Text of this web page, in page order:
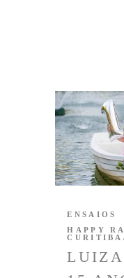
ENSAIOS
HAPPY